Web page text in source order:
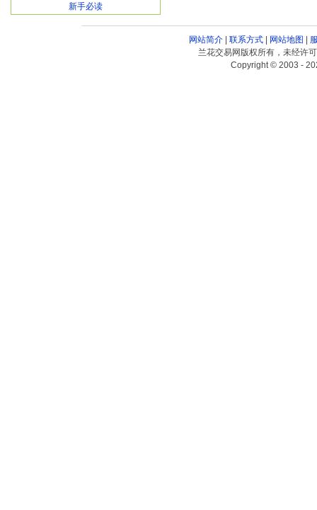
新手必读
网站简介| 联系方式| 网站地图 |
兰花交易网版权所有，未经许
Copyright © 2003 -